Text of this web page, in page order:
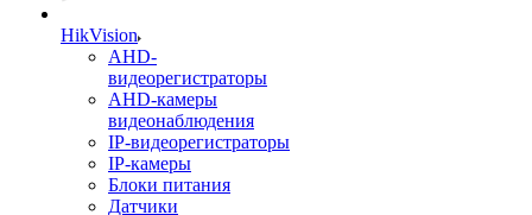
HikVision
AHD-
видеорегистраторы
AHD-камеры
видеонаблюдения
IP-видеорегистраторы
IP-камеры
Блоки питания
Датчики